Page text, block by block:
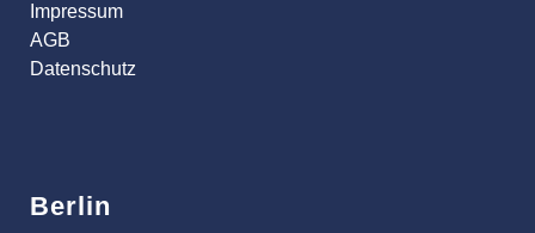
Impressum
AGB
Datenschutz
Berlin